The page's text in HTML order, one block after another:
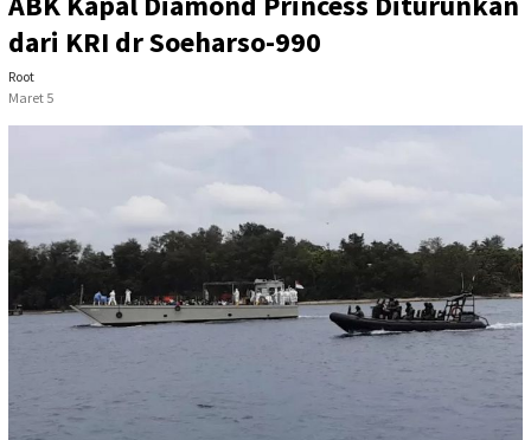
dari KRI dr Soeharso-990
Root
Maret 5